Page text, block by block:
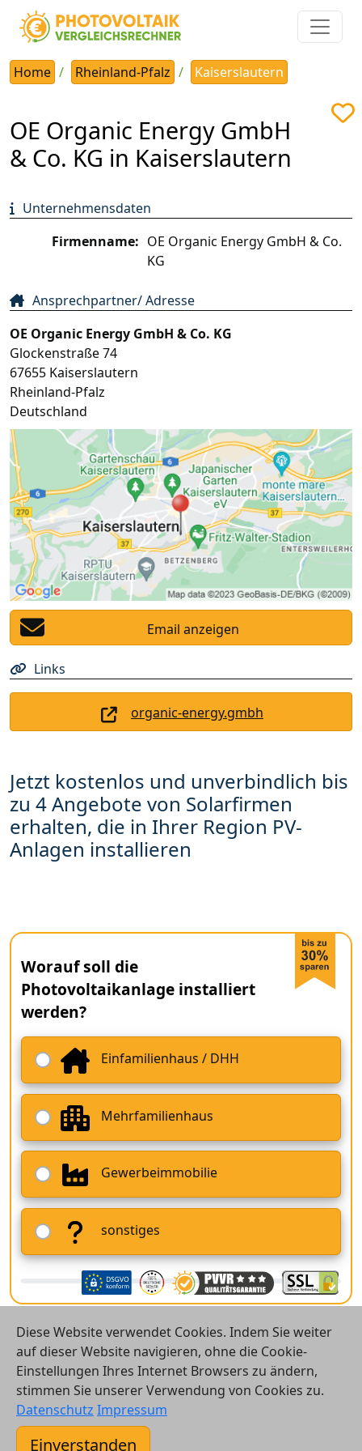
Home Rheinland-Pfalz Kaiserslautern
OE Organic Energy GmbH
& Co. KG in Kaiserslautern
Unternehmensdaten
Firmenname: OE Organic Energy GmbH & Co.
KG
Ansprechpartner/ Adresse
OE Organic Energy GmbH & Co. KG
Glockenstraße 74
67655 Kaiserslautern
Rheinland-Pfalz
Deutschland
Email anzeigen
Links
organic-energy.gmbh
Jetzt kostenlos und unverbindlich bis
zu 4 Angebote von Solarfirmen
erhalten, die in Ihrer Region PV-
Anlagen installieren
Worauf soll die
Photovoltaikanlage installiert
werden?
Einfamilienhaus / DHH
Mehrfamilienhaus
Gewerbeimmobilie
sonstiges
© 2026 Vergleichsrechner24 GmbH
Kontakt
Diese Website verwendet Cookies. Indem Sie weiter
auf dieser Website navigieren, ohne die Cookie-
Einstellungen Ihres Internet Browsers zu ändern,
stimmen Sie unserer Verwendung von Cookies zu.
Datenschutz Impressum
Einverstanden